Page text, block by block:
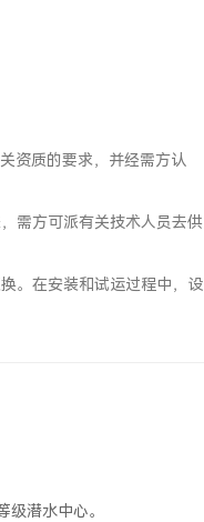
资质的要求，并经需方认
需方可派有关技术人员去供
。在安装和试运过程中，设
潜水中心。